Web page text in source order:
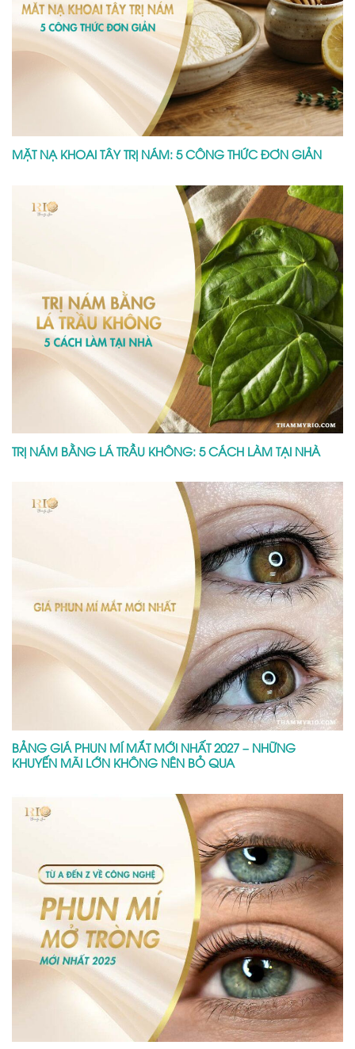
MẶT NẠ KHOAI TÂY TRỊ NÁM: 5 CÔNG THỨC ĐƠN GIẢN
TRỊ NÁM BẰNG LÁ TRẦU KHÔNG: 5 CÁCH LÀM TẠI NHÀ
BẢNG GIÁ PHUN MÍ MẮT MỚI NHẤT 2027 – NHỮNG
KHUYẾN MÃI LỚN KHÔNG NÊN BỎ QUA